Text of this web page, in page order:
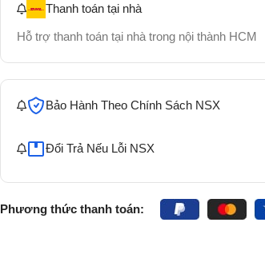
Thanh toán tại nhà
Hỗ trợ thanh toán tại nhà trong nội thành HCM
Bảo Hành Theo Chính Sách NSX
Đổi Trả Nếu Lỗi NSX
Phương thức thanh toán: